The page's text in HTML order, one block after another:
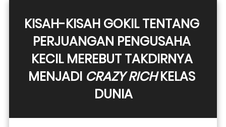
KISAH-KISAH GOKIL TENTANG
PERJUANGAN PENGUSAHA
KECIL MEREBUT TAKDIRNYA
MENJADI CRAZY RICH KELAS
DUNIA